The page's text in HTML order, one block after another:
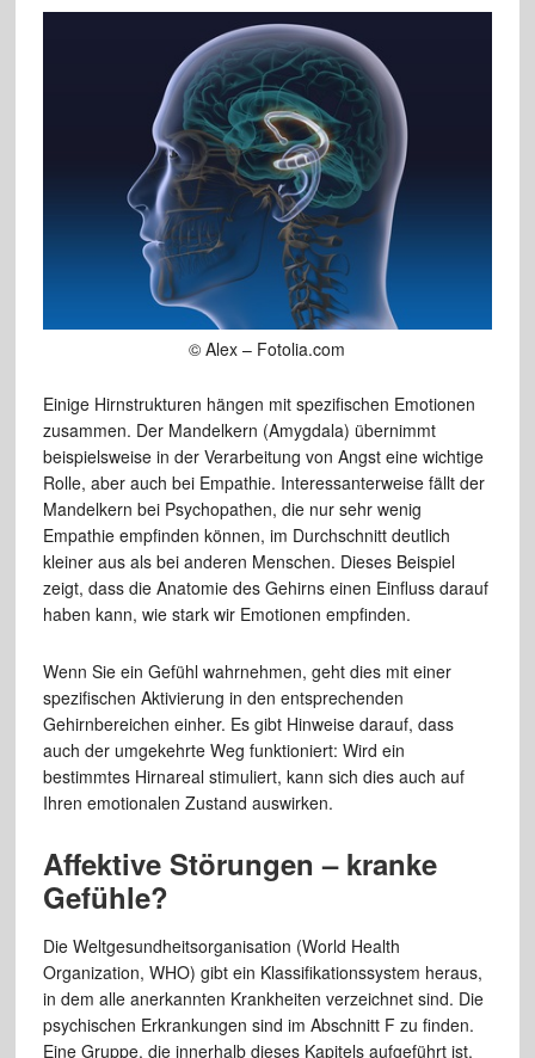
© Alex – Fotolia.com
Einige Hirnstrukturen hängen mit spezifischen Emotionen
zusammen. Der Mandelkern (Amygdala) übernimmt
beispielsweise in der Verarbeitung von Angst eine wichtige
Rolle, aber auch bei Empathie. Interessanterweise fällt der
Mandelkern bei Psychopathen, die nur sehr wenig
Empathie empfinden können, im Durchschnitt deutlich
kleiner aus als bei anderen Menschen. Dieses Beispiel
zeigt, dass die Anatomie des Gehirns einen Einfluss darauf
haben kann, wie stark wir Emotionen empfinden.
Wenn Sie ein Gefühl wahrnehmen, geht dies mit einer
spezifischen Aktivierung in den entsprechenden
Gehirnbereichen einher. Es gibt Hinweise darauf, dass
auch der umgekehrte Weg funktioniert: Wird ein
bestimmtes Hirnareal stimuliert, kann sich dies auch auf
Ihren emotionalen Zustand auswirken.
Affektive Störungen – kranke
Gefühle?
Die Weltgesundheitsorganisation (World Health
Organization, WHO) gibt ein Klassifikationssystem heraus,
in dem alle anerkannten Krankheiten verzeichnet sind. Die
psychischen Erkrankungen sind im Abschnitt F zu finden.
Eine Gruppe, die innerhalb dieses Kapitels aufgeführt ist,